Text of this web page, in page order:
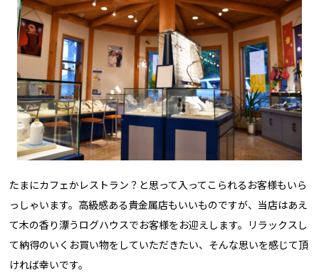
たまにカフェかレストラン？と思って入ってこられるお客様もいら
っしゃいます。高級感ある貴金属店もいいものですが、当店はあえ
て木の香り漂うログハウスでお客様をお迎えします。リラックスし
て納得のいくお買い物をしていただきたい、そんな思いを感じて頂
ければ幸いです。